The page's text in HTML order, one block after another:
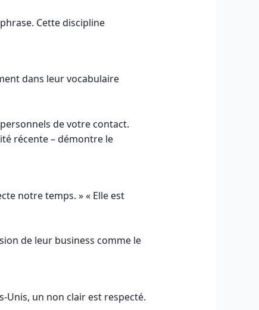
Cette discipline
dans leur vocabulaire
de votre contact.
récente – démontre le
notre temps. » « Elle est
de leur business comme le
Unis, un non clair est respecté.